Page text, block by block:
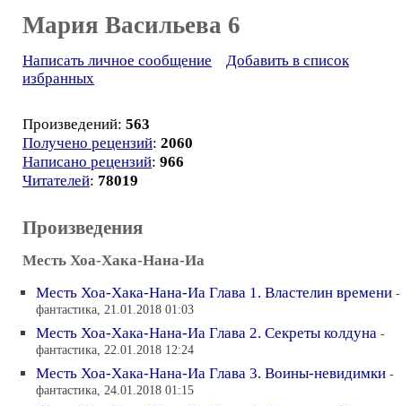
Мария Васильева 6
Написать личное сообщение
Добавить в список
избранных
Произведений: 563
Получено рецензий: 2060
Написано рецензий: 966
Читателей: 78019
Произведения
Месть Хоа-Хака-Нана-Иа
Месть Хоа-Хака-Нана-Иа Глава 1. Властелин времени -
фантастика, 21.01.2018 01:03
Месть Хоа-Хака-Нана-Иа Глава 2. Секреты колдуна -
фантастика, 22.01.2018 12:24
Месть Хоа-Хака-Нана-Иа Глава 3. Воины-невидимки -
фантастика, 24.01.2018 01:15